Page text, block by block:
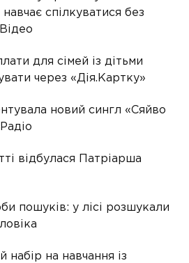
спілкуватися без
для сімей із дітьми
через «Дія.Картку»
новий сингл «Сяйво
відбулася Патріарша
пошуків: у лісі розшукали
набір на навчання із